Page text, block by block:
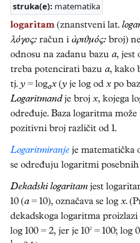
struka(e): matematika
logaritam (znanstveni lat.
λόγος: račun i ἀρıϑμός: broj)
odnosu na zadanu bazu a, jest
treba potencirati bazu a, kako
tj.y = logax (y je log od x po
Logaritmandje broj x, kojega
određuje. Baza logaritma
pozitivni broj različit od 1.
Logaritmiranje je matematička
se određuju logaritmi
Dekadski logaritamjest
10 (a= 10), označava se log x.
dekadskoga logaritma proizlazi
log 100 = 2, jer je 10² = 100; log